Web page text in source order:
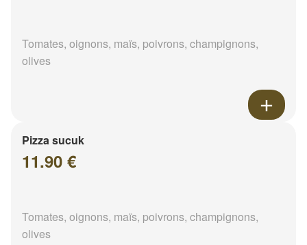
Tomates, oignons, maïs, poivrons, champignons,
olives
Pizza sucuk
11.90 €
Tomates, oignons, maïs, poivrons, champignons,
olives